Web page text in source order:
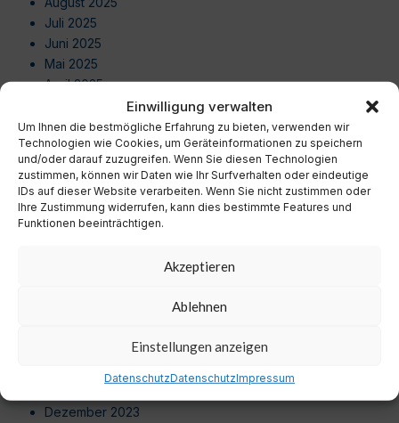
Einwilligung verwalten
Um Ihnen die bestmögliche Erfahrung zu bieten, verwenden wir
Technologien wie Cookies, um Geräteinformationen zu speichern
und/oder darauf zuzugreifen. Wenn Sie diesen Technologien
zustimmen, können wir Daten wie Ihr Surfverhalten oder eindeutige
IDs auf dieser Website verarbeiten. Wenn Sie nicht zustimmen oder
Ihre Zustimmung widerrufen, kann dies bestimmte Features und
Funktionen beeinträchtigen.
Akzeptieren
Ablehnen
Einstellungen anzeigen
DatenschutzDatenschutzImpressum
Juli 2025
Juni 2025
Mai 2025
April 2025
Februar 2025
Januar 2025
Dezember 2024
November 2024
Oktober 2024
September 2024
Februar 2024
Dezember 2023